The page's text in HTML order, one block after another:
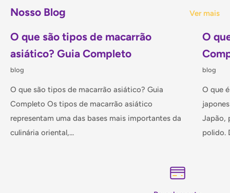
indesejados e intensifica o sabor natural do peixe, trazendo
marinadas, cozidos, grelhados ou assados, esse vinho
culinário é um aliado perfeito para criar receitas
sofisticadas e cheias de sabor. Transforme suas
gastronômica.
INGREDIENTES:Água Jianhu, arroz glutinoso, trigo,
gengibre, louro, pimenta e outras especiarias, padrão de
Nosso Blog Ver mais
O que são tipos de macarrão
asiático? Guia Completo
blog
O que são tipos de macarrão asiático? Guia
Completo Os tipos de macarrão asiático
representam uma das bases mais importantes da
culinária oriental,...
O
blog
O que
Japão,
polido.